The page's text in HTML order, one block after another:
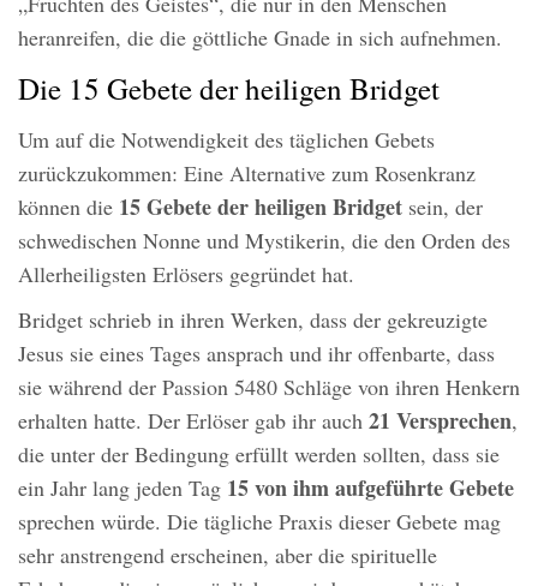
heranreifen, die die göttliche Gnade in sich aufnehmen.
Die 15 Gebete der heiligen Bridget
Um auf die Notwendigkeit des täglichen Gebets
zurückzukommen: Eine Alternative zum Rosenkranz
können die 15 Gebete der heiligen Bridget sein, der
schwedischen Nonne und Mystikerin, die den Orden des
Allerheiligsten Erlösers gegründet hat.
Bridget schrieb in ihren Werken, dass der gekreuzigte
Jesus sie eines Tages ansprach und ihr offenbarte, dass
sie während der Passion 5480 Schläge von ihren Henkern
erhalten hatte. Der Erlöser gab ihr auch 21 Versprechen,
die unter der Bedingung erfüllt werden sollten, dass sie
ein Jahr lang jeden Tag 15 von ihm aufgeführte Gebete
sprechen würde. Die tägliche Praxis dieser Gebete mag
sehr anstrengend erscheinen, aber die spirituelle